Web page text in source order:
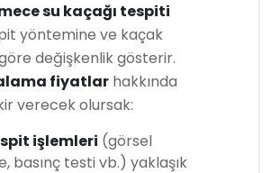
su kaçağı tespiti
yöntemine ve kaçak
değişkenlik gösterir.
fiyatlar hakkında
verecek olursak:
işlemleri (görsel